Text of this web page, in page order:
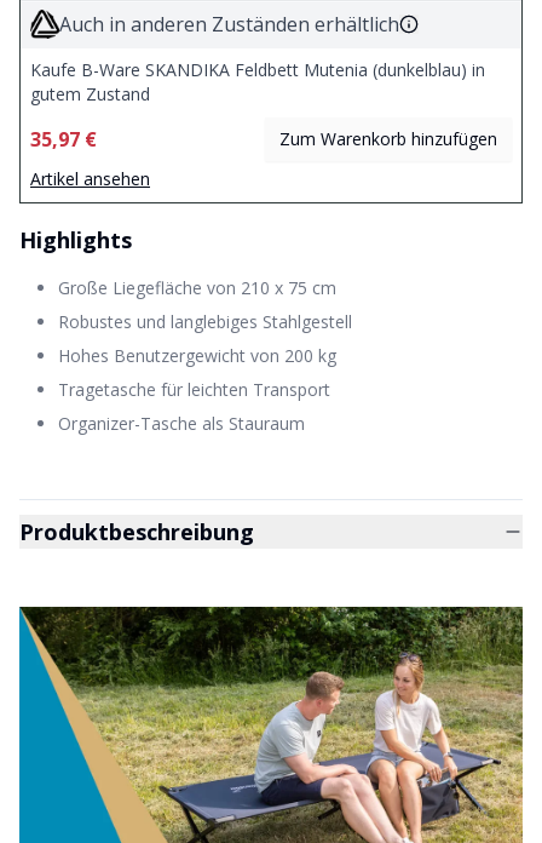
Auch in anderen Zuständen erhältlich
Kaufe B-Ware SKANDIKA Feldbett Mutenia (dunkelblau) in
gutem Zustand
35,97 €
Zum Warenkorb hinzufügen
Artikel ansehen
Highlights
Große Liegefläche von 210 x 75 cm
Robustes und langlebiges Stahlgestell
Hohes Benutzergewicht von 200 kg
Tragetasche für leichten Transport
Organizer-Tasche als Stauraum
Produktbeschreibung